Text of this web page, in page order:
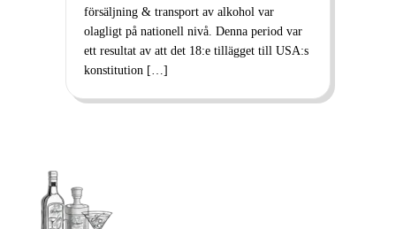
försäljning & transport av alkohol var
olagligt på nationell nivå. Denna period var
ett resultat av att det 18:e tillägget till USA:s
konstitution […]